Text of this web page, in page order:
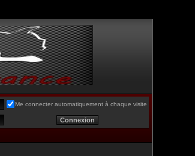
Me connecter automatiquement à chaque visite